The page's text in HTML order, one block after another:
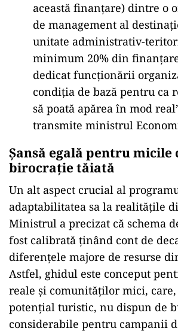
această finanțare) dintre o
de management al
unitate administrativ-
minimum 20% din
dedicat funcționării
condiția de bază pentru ca
să poată apărea în mod
transmite ministrul
Șansă egală pentru
birocrație tăiată
Un alt aspect crucial al
adaptabilitatea sa la realitățile
Ministrul a precizat că schema
fost calibrată ținând cont de
diferențele majore de resurse
Astfel, ghidul este conceput
reale și comunităților mici, care,
potențial turistic, nu dispun de
considerabile pentru campanii